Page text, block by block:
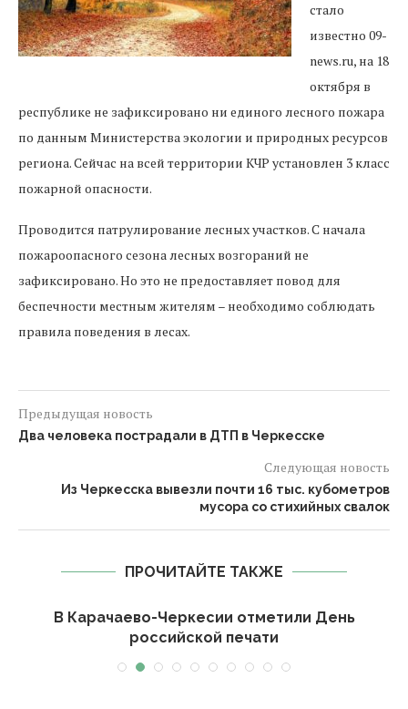
стало
известно 09-
news.ru, на 18
октября в
республике не зафиксировано ни единого лесного пожара
по данным Министерства экологии и природных ресурсов
региона. Сейчас на всей территории КЧР установлен 3 класс
пожарной опасности.
Проводится патрулирование лесных участков. С начала
пожароопасного сезона лесных возгораний не
зафиксировано. Но это не предоставляет повод для
беспечности местным жителям – необходимо соблюдать
правила поведения в лесах.
Предыдущая новость
Два человека пострадали в ДТП в Черкесске
Следующая новость
Из Черкесска вывезли почти 16 тыс. кубометров
мусора со стихийных свалок
ПРОЧИТАЙТЕ ТАКЖЕ
В Карачаево-Черкесии отметили День
российской печати